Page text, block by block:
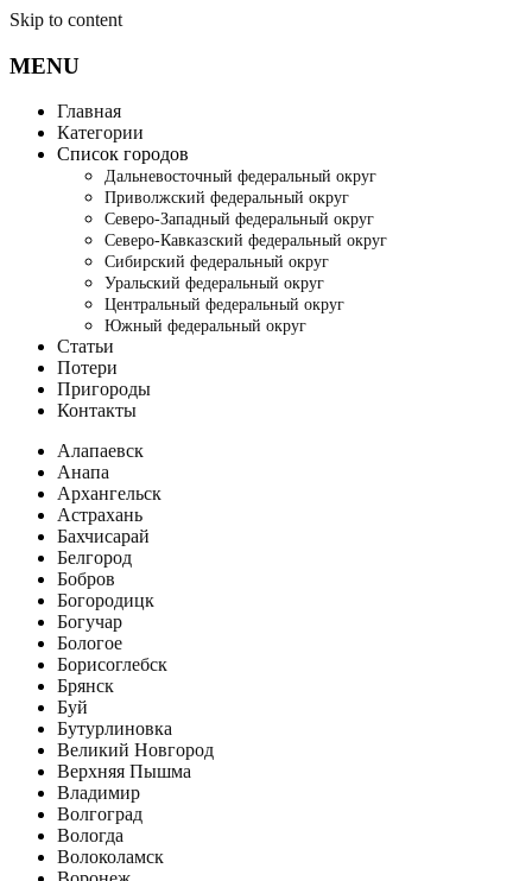
Skip to content
MENU
Главная
Категории
Список городов
Дальневосточный федеральный округ
Приволжский федеральный округ
Северо-Западный федеральный округ
Северо-Кавказский федеральный округ
Сибирский федеральный округ
Уральский федеральный округ
Центральный федеральный округ
Южный федеральный округ
Статьи
Потери
Пригороды
Контакты
Алапаевск
Анапа
Архангельск
Астрахань
Бахчисарай
Белгород
Бобров
Богородицк
Богучар
Бологое
Борисоглебск
Брянск
Буй
Бутурлиновка
Великий Новгород
Верхняя Пышма
Владимир
Волгоград
Вологда
Волоколамск